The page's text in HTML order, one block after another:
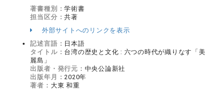
著書種別：学術書
担当区分：共著
外部サイトへのリンクを表示
記述言語： 日本語
タイトル： 台湾の歴史と文化 : 六つの時代が織りなす「美
麗島」
出版者・発行元： 中央公論新社
出版年月：2020年
著者： 大東 和重